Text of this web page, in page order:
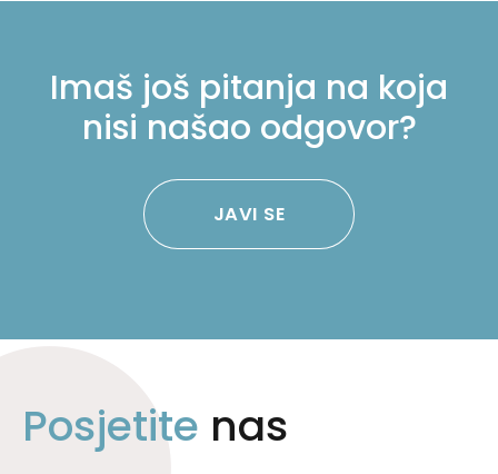
Imaš još pitanja na koja
nisi našao odgovor?
JAVI SE
Posjetite nas